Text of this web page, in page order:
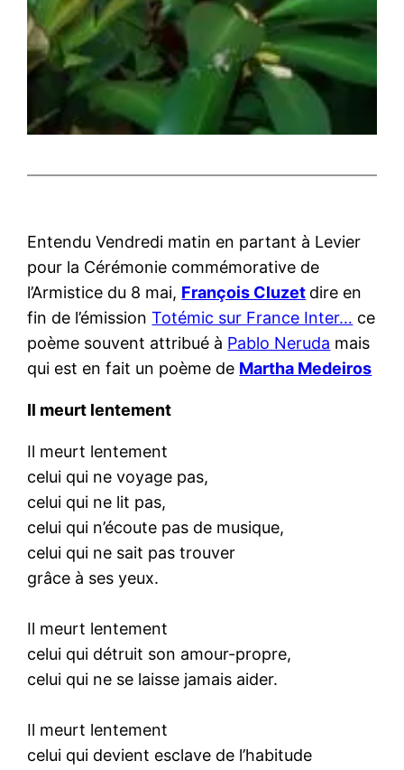
Entendu Vendredi matin en partant à Levier
pour la Cérémonie commémorative de
l’Armistice du 8 mai, François Cluzet dire en
fin de l’émissionTotémic sur France Inter… ce
poème souvent attribué à Pablo Neruda mais
qui est en fait un poème de Martha Medeiros
Il meurt lentement
Il meurt lentement
celui qui ne voyage pas,
celui qui ne lit pas,
celui qui n’écoute pas de musique,
celui qui ne sait pas trouver
grâce à ses yeux.
Il meurt lentement
celui qui détruit son amour-propre,
celui qui ne se laisse jamais aider.
Il meurt lentement
celui qui devient esclave de l’habitude